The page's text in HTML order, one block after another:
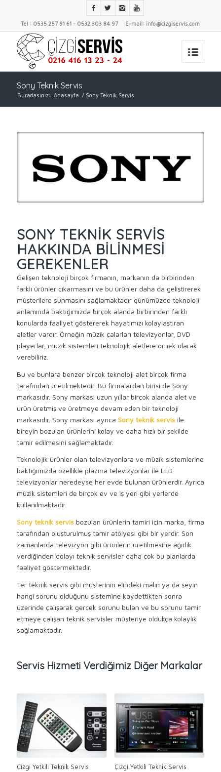
Tel : 0535 257 91 61 - 0532 303 84 97 E-mail: info@cizgiservis.com
Sony Teknik Servis
Buradasınız: Anasayfa / Sony Teknik Servis
SONY TEKNIK SERVIS
HAKKINDA BILINMESI
GEREKENLER
Gelişen teknoloji birçok firmanın, markanın da birbirinden
farklı ürünler çıkarmasını ve bu ürünler daha da geliştirerek
müşterilere sunmasını sağlamaktadır günümüzde teknoloji
anlamında baktığımızda birçok alanda birbirinden farklı
konularda faaliyet göstererek hayatımızı kolaylaştıran
aletler vardır. Örneğin müzik çalarları televizyonlar, DVD
playerlar, müzik sistemleri teknolojik aletlere örnek olarak
verebiliriz.
Bu ve bunlara benzer birçok teknoloji alet birçok firma
tarafından üretilmektedir. Bu firmalardan birisi de Sony
markasıdır. Sony markası uzun yıllar birçok alanda alet ve
ürün üretmiş ve üretmeye devam eden bir teknoloji
markasıdır. Sony markası ayrıca Sony teknik servisile
bireyin bozulan ürünlerini kolay ve daha hızlı bir şekilde
tamir edilmesini sağlamaktadır.
Teknolojik ürünler olan televizyonlara ve müzik sistemlerine
baktığımızda özellikle plazma televizyonlar ile LED
televizyonlar neredeyse her evde bulunan ürünlerdir. Ayrıca
müzik sistemleri de birçok ev ve iş yeri gibi yerlerde
kullanılmaktadır.
Sony teknik servisbozulan ürünlerin tamiri için marka, firma
tarafından oluşturulmuş tamir atölyesi gibi bir yerdir. Son
zamanlarda televizyon gibi ürünlerin üretilmesine ağırlık
verdiğinden dolayı teknik servisler daha çok bu alanlarda
faaliyet göstermektedir.
Ter teknik servis gibi müşterinin elindeki malın ya da şeyin
hangi sorunu olduğunu sistemine kaydettikten sonra
üzerinde çalışarak gerçek sorunu bulan ve bu sorunu tamir
etmeye çalışan teknik servisler müşteriye oldukça kolaylık
sağlamaktadır.
Servis Hizmeti Verdiğimiz Diğer Markalar
Çizgi Yetkili Teknik Servis Çizgi Yetkili Teknik Servis